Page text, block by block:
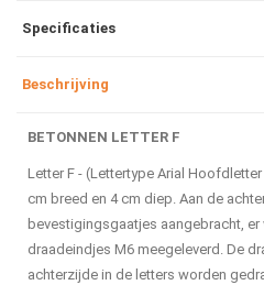
Specificaties
Beschrijving
BETONNEN LETTER F
Letter F - (Lettertype Arial
cm breed en 4 cm diep. Aan de
bevestigingsgaatjes aangebracht,
draadeindjes M6 meegeleverd. De
achterzijde in de letters worden